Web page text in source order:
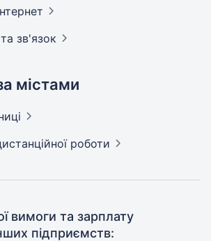
зв'язок
містами
роботи
вимоги та зарплату
підприємств: